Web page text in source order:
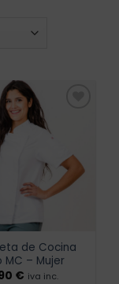
deseos
de Cocina
MC – Mujer
€ iva inc.